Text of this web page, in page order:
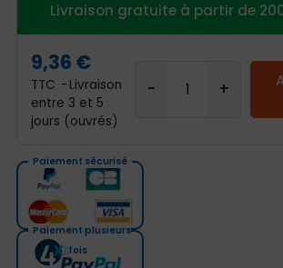
Livraison gratuite à partir de
9,36 €
TTC
Livraison
entre 3 et 5
jours (ouvrés)
Paiement sécurisé
Paiement plusieurs
fois